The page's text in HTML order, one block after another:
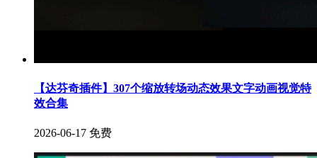
【达芬奇插件】307个缩放转场动态效果文字动画视觉特
效合集
2026-06-17 免费